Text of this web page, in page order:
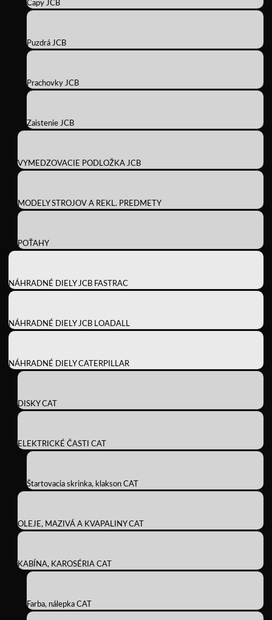
Čapy JCB
Puzdrá JCB
Prachovky JCB
Zaistenie JCB
VYMEDZOVACIE PODLOŽKA JCB
MODELY STROJOV A REKL. PREDMETY
POŤAHY
NÁHRADNÉ DIELY JCB FASTRAC
NÁHRADNÉ DIELY JCB LOADALL
NÁHRADNÉ DIELY CATERPILLAR
DISKY CAT
ELEKTRICKÉ ČASTI CAT
Štartovacia skrinka, klakson CAT
OLEJE, MAZIVÁ A KVAPALINY CAT
KABÍNA, KAROSÉRIA CAT
Farba, nálepka CAT